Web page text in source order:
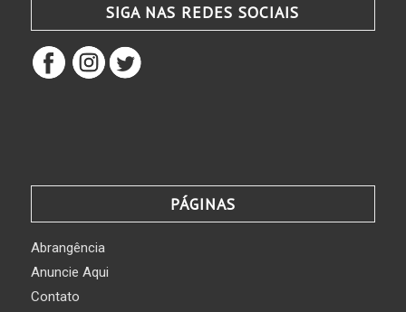
SIGA NAS REDES SOCIAIS
PÁGINAS
Abrangência
Anuncie Aqui
Contato